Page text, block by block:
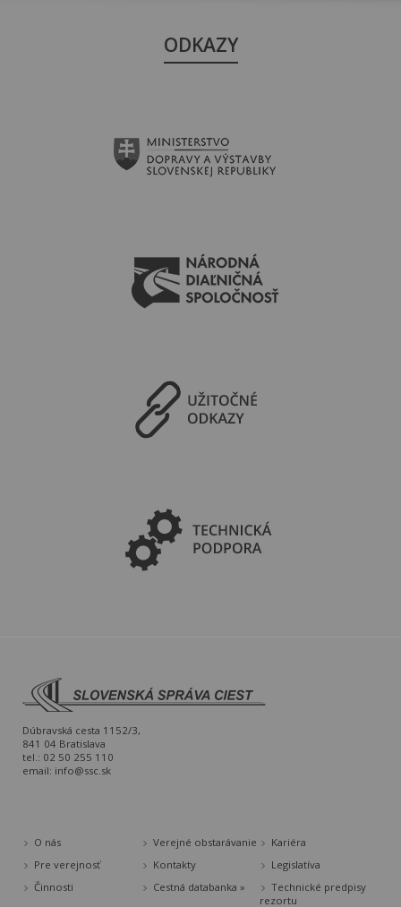
ODKAZY
Dúbravská cesta 1152/3,
841 04 Bratislava
tel.: 02 50 255 110
email: info@ssc.sk
O nás Verejné obstarávanie
Kariéra
Pre verejnosť
Kontakty
Legislatíva
Činnosti
Cestná databanka »
Technické predpisy
rezortu